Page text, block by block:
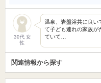
30代 女
性
温泉、岩盤浴共に良い
て子ども連れの家族が
ていて…
関連情報から探す